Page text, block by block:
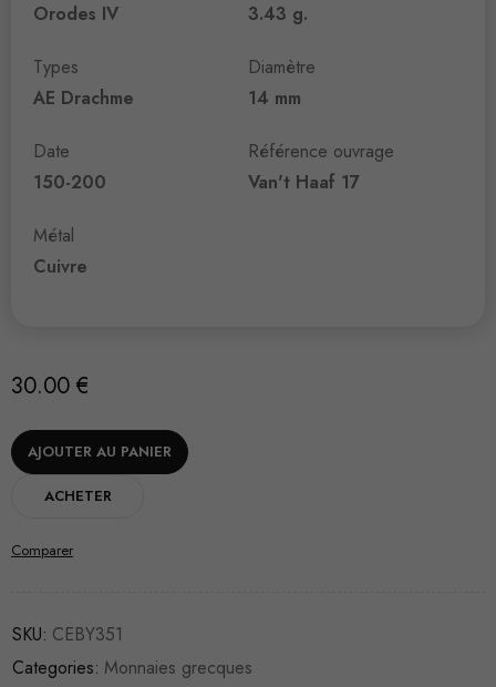
Orodes IV
Types
AE Drachme
Date
150-200
Métal
Cuivre
3.43 g.
Diamètre
14 mm
Référence ouvrage
Van't Haaf 17
30.00 €
AJOUTER AU PANIER
ACHETER
Comparer
SKU: CEBY351
Categories: Monnaies grecques